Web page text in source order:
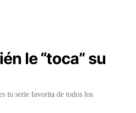
le “toca” su
tu serie favorita de todos los